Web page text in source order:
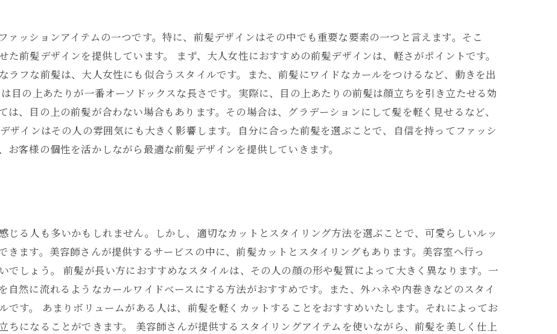
ァッションアイテムの一つです。特に、前髪デザインはその中でも重要な要素の一つと言えます。そこ
前髪デザインを提供しています。 まず、大人女性におすすめの前髪デザインは、軽さがポイントです。
ラフな前髪は、大人女性にも似合うスタイルです。また、前髪にワイドなカールをつけるなど、動きを出
目の上あたりが一番オーソドックスな長さです。実際に、目の上あたりの前髪は顔立ちを引き立たせる効
、目の上の前髪が合わない場合もあります。その場合は、グラデーションにして髪を軽く見せるなど、
ザインはその人の雰囲気にも大きく影響します。自分に合った前髪を選ぶことで、自信を持ってファッシ
客様の個性を活かしながら最適な前髪デザインを提供していきます。
じる人も多いかもしれません。しかし、適切なカットとスタイリング方法を選ぶことで、可愛らしいルッ
きます。美容師さんが提供するサービスの中に、前髪カットとスタイリングもあります。美容室へ行っ
でしょう。 前髪が長い方におすすめなスタイルは、その人の顔の形や髪質によって大きく異なります。一
自然に流れるようなカールワイドベースにする方法がおすすめです。また、外ハネや内巻きなどのスタイ
です。 あまりボリュームがある人は、前髪を軽くカットすることをおすすめいたします。それによってお
ちになることができます。 美容師さんが提供するスタイリングアイテムを使いながら、前髪を美しく仕上